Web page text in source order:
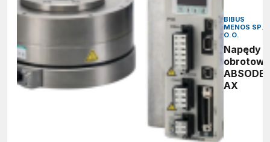
BIBUS
MENOS SP. Z
O.O.
Napędy
obrotowe
AX